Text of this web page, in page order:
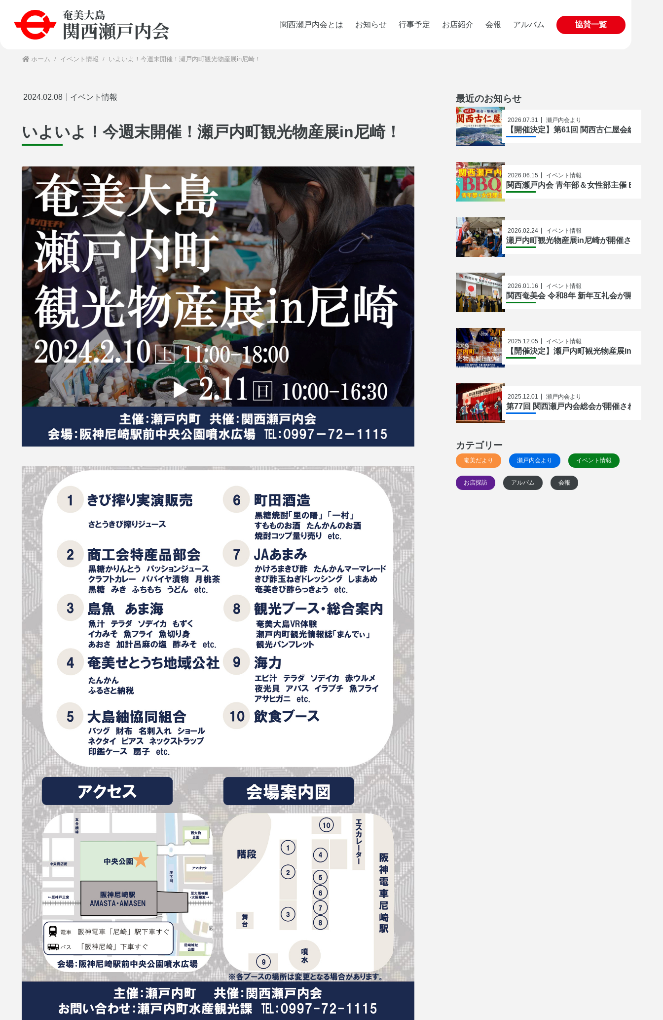
関西瀬戸内会とは お知らせ 行事予定 お店紹介 会報 アルバム 協賛一覧
ホーム イベント情報 いよいよ！今週末開催！瀬戸内町観光物産展in尼崎！
2024.02.08 イベント情報
いよいよ！今週末開催！瀬戸内町観光物産展in尼崎！
最近のお知らせ
【開催決定】第61回 関西古仁屋会総会
瀬戸内会より
2026.07.31
関西瀬戸内会 青年部＆女性部主催 BBQ開
イベント情報
2026.06.15
瀬戸内町観光物産展in尼崎が開催されまし
イベント情報
2026.02.24
関西奄美会 令和8年 新年互礼会が開催され
イベント情報
2026.01.16
【開催決定】瀬戸内町観光物産展in尼崎
イベント情報
2025.12.05
第77回 関西瀬戸内会総会が開催されました
瀬戸内会より
2025.12.01
カテゴリー
奄美だより 瀬戸内会より イベント情報
お店探訪 アルバム 会報